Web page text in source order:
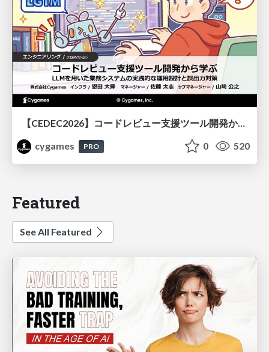
【CEDEC2026】コードレビュー支援ツール開発から学ぶ：LLMを用いた業務システムの実践的な運用設計と誤出力対策
cygames
PRO 0 520
Featured
See All Featured